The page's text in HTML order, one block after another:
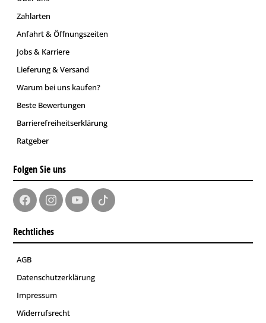
Zahlarten
Anfahrt & Öffnungszeiten
Jobs & Karriere
Lieferung & Versand
Warum bei uns kaufen?
Beste Bewertungen
Barrierefreiheitserklärung
Ratgeber
Folgen Sie uns
Rechtliches
AGB
Datenschutzerklärung
Impressum
Widerrufsrecht